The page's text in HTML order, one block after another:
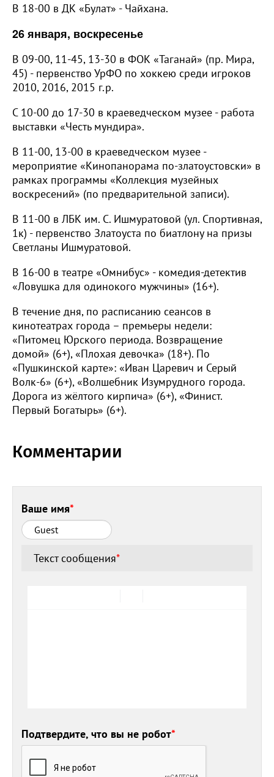
В 18-00 в ДК «Булат» - Чайхана.
26 января, воскресенье
В 09-00, 11-45, 13-30 в ФОК «Таганай» (пр. Мира,
45) - первенство УрФО по хоккею среди игроков
2010, 2016, 2015 г.р.
С 10-00 до 17-30 в краеведческом музее - работа
выставки «Честь мундира».
В 11-00, 13-00 в краеведческом музее -
мероприятие «Кинопанорама по-златоустовски» в
рамках программы «Коллекция музейных
воскресений» (по предварительной записи).
В 11-00 в ЛБК им. С. Ишмуратовой (ул. Спортивная,
1к) - первенство Златоуста по биатлону на призы
Светланы Ишмуратовой.
В 16-00 в театре «Омнибус» - комедия-детектив
«Ловушка для одинокого мужчины» (16+).
В течение дня, по расписанию сеансов в
кинотеатрах города – премьеры недели:
«Питомец Юрского периода. Возвращение
домой» (6+), «Плохая девочка» (18+). По
«Пушкинской карте»: «Иван Царевич и Серый
Волк-6» (6+), «Волшебник Изумрудного города.
Дорога из жёлтого кирпича» (6+), «Финист.
Первый Богатырь» (6+).
Комментарии
Ваше имя*
Текст сообщения*
Подтвердите, что вы не робот*